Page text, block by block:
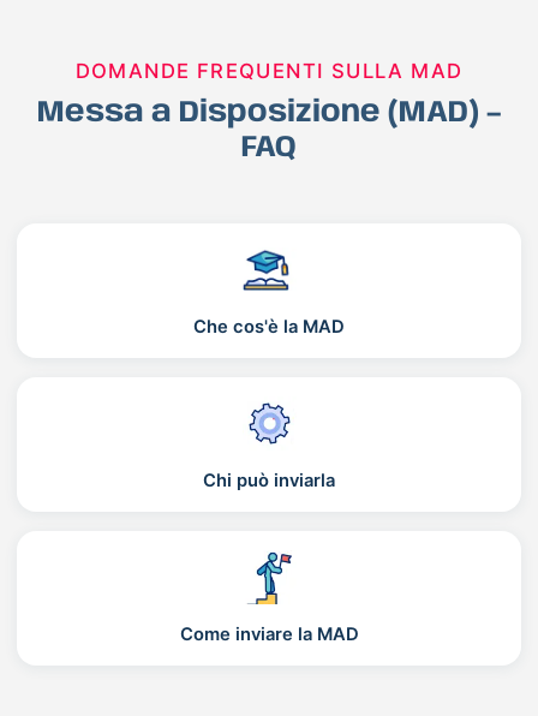
DOMANDE FREQUENTI SULLA MAD
Messa a Disposizione (MAD) –
FAQ
Che cos'è la MAD
Chi può inviarla
Come inviare la MAD